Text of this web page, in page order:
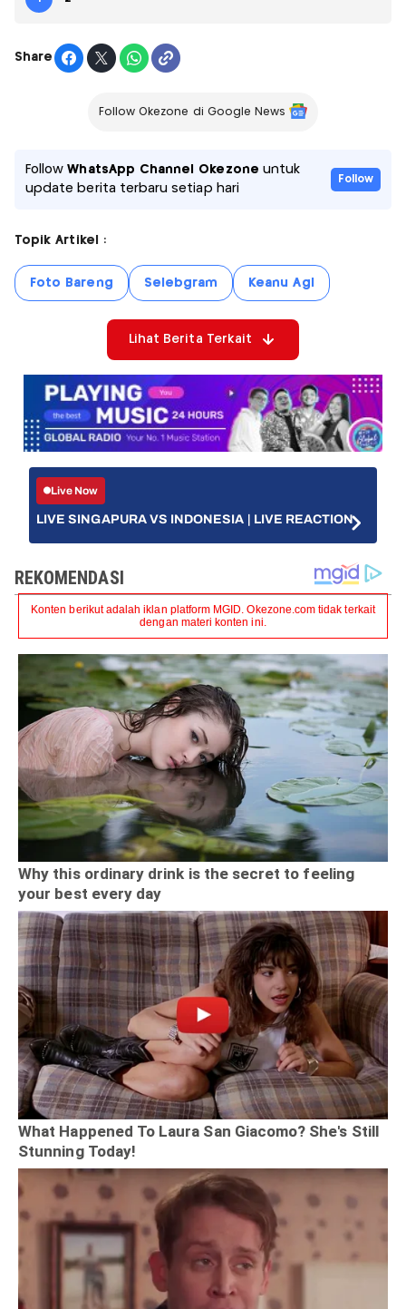
Share
Follow Okezone di Google News
FollowWhatsApp Channel Okezone untuk
update berita terbaru setiap hari
Follow
Topik Artikel :
Foto Bareng Selebgram Keanu Agl
Lihat Berita Terkait
Live Now
LIVE SINGAPURA VS INDONESIA | LIVE REACTION